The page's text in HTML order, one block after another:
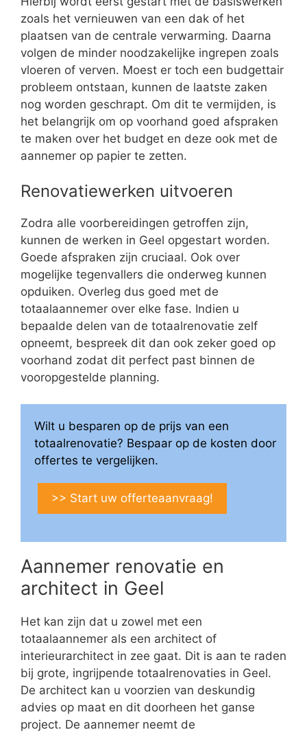
zoals het vernieuwen van een dak of het
plaatsen van de centrale verwarming. Daarna
volgen de minder noodzakelijke ingrepen zoals
vloeren of verven. Moest er toch een budgettair
probleem ontstaan, kunnen de laatste zaken
nog worden geschrapt. Om dit te vermijden, is
het belangrijk om op voorhand goed afspraken
te maken over het budget en deze ook met de
aannemer op papier te zetten.
Renovatiewerken uitvoeren
Zodra alle voorbereidingen getroffen zijn,
kunnen de werken in Geel opgestart worden.
Goede afspraken zijn cruciaal. Ook over
mogelijke tegenvallers die onderweg kunnen
opduiken. Overleg dus goed met de
totaalaannemer over elke fase. Indien u
bepaalde delen van de totaalrenovatie zelf
opneemt, bespreek dit dan ook zeker goed op
voorhand zodat dit perfect past binnen de
vooropgestelde planning.
Wilt u besparen op de prijs van een
totaalrenovatie? Bespaar op de kosten door
offertes te vergelijken.
>> Start uw offerteaanvraag!
Aannemer renovatie en
architect in Geel
Het kan zijn dat u zowel met een
totaalaannemer als een architect of
interieurarchitect in zee gaat. Dit is aan te raden
bij grote, ingrijpende totaalrenovaties in Geel.
De architect kan u voorzien van deskundig
advies op maat en dit doorheen het ganse
project. De aannemer neemt de